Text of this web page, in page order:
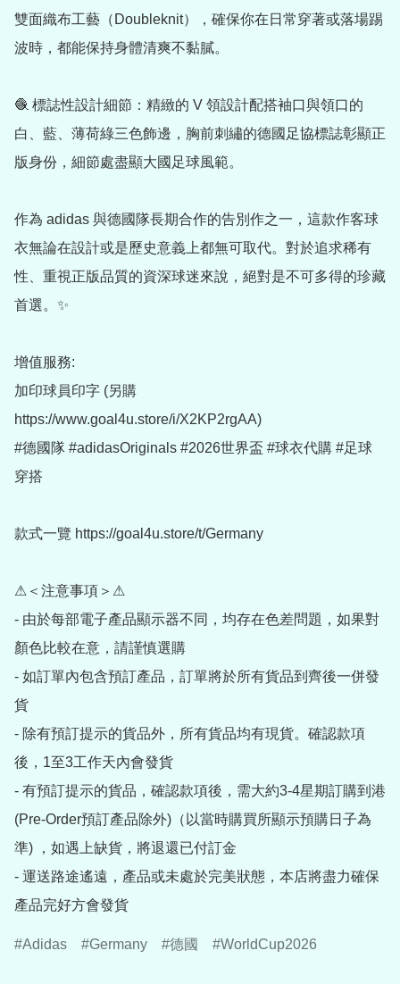
雙面織布工藝（Doubleknit），確保你在日常穿著或落場踢
波時，都能保持身體清爽不黏膩。
🧶 標誌性設計細節：精緻的 V 領設計配搭袖口與領口的
白、藍、薄荷綠三色飾邊，胸前刺繡的德國足協標誌彰顯正
版身份，細節處盡顯大國足球風範。
作為 adidas 與德國隊長期合作的告別作之一，這款作客球
衣無論在設計或是歷史意義上都無可取代。對於追求稀有
性、重視正版品質的資深球迷來說，絕對是不可多得的珍藏
首選。✨
增值服務:
加印球員印字 (另購
https://www.goal4u.store/i/X2KP2rgAA)
#德國隊 #adidasOriginals #2026世界盃 #球衣代購 #足球
穿搭
款式一覽 https://goal4u.store/t/Germany
⚠＜注意事項＞⚠
- 由於每部電子產品顯示器不同，均存在色差問題，如果對
顏色比較在意，請謹慎選購
- 如訂單內包含預訂產品，訂單將於所有貨品到齊後一併發
貨
- 除有預訂提示的貨品外，所有貨品均有現貨。確認款項
後，1至3工作天內會發貨
- 有預訂提示的貨品，確認款項後，需大約3-4星期訂購到港
(Pre-Order預訂產品除外)（以當時購買所顯示預購日子為
準) ，如遇上缺貨，將退還已付訂金
- 運送路途遙遠，產品或未處於完美狀態，本店將盡力確保
產品完好方會發貨
Adidas Germany 德國 WorldCup2026